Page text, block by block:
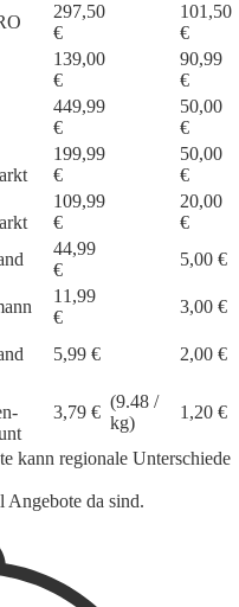
297,50
€
101,50
€
139,00
€
90,99
€
449,99
€
50,00
€
199,99
€
50,00
€
109,99
€
20,00
€
44,99
€
5,00 €
11,99
€
3,00 €
5,99 € 2,00 €
3,79 €
(9.48 /
kg)
1,20 €
kann regionale Unterschiede
Angebote da sind.